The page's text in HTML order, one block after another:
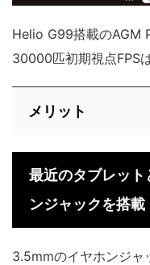
Helio G99搭載のAGM
30000匹初期視点FPS
メリット
最近のタブレッ
ンジャックを搭載
3.5mmのイヤホンジャ